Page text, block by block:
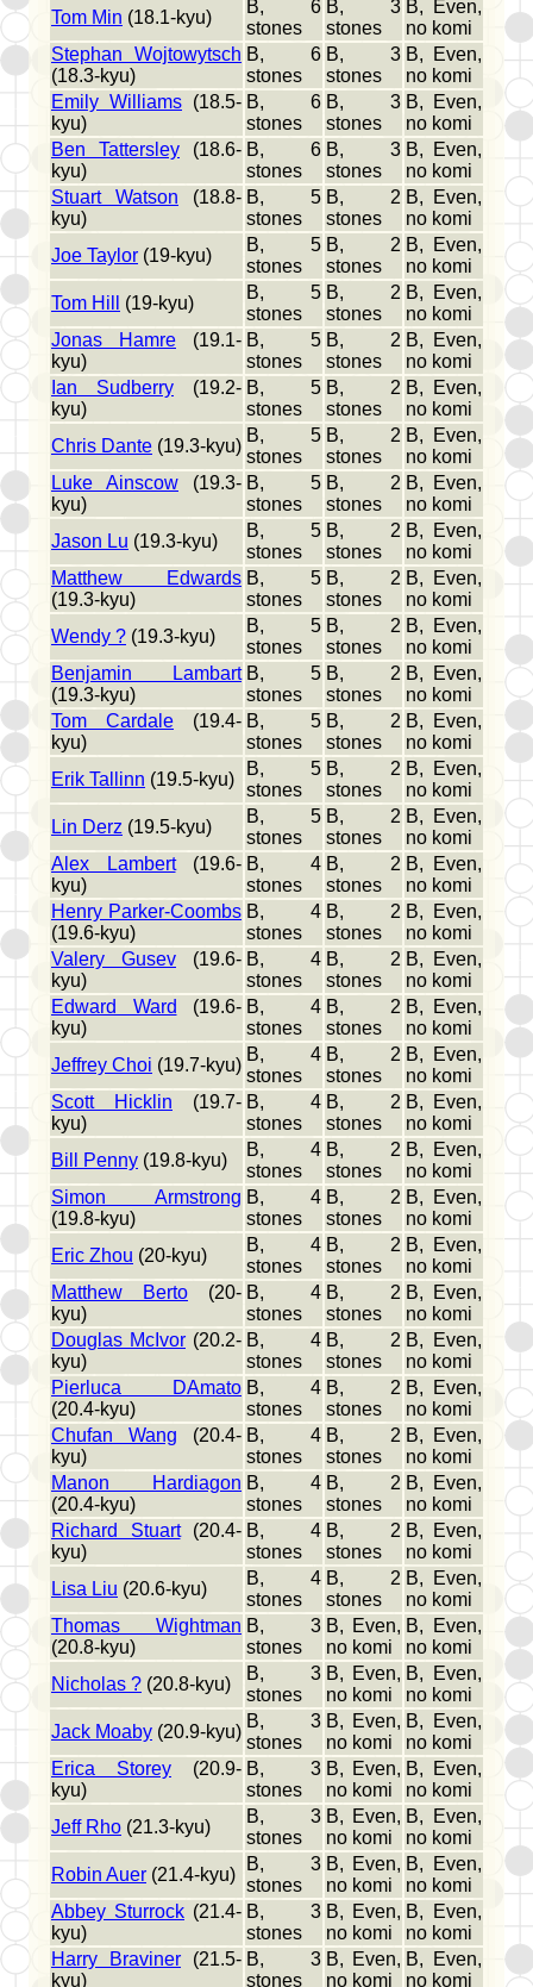
Tom Min (18.1-kyu)
B, 6
stones
B, 3
stones
B, Even,
no komi
Stephan Wojtowytsch
(18.3-kyu)
B, 6
stones
B, 3
stones
B, Even,
no komi
Emily Williams (18.5-
kyu)
B, 6
stones
B, 3
stones
B, Even,
no komi
Ben Tattersley (18.6-
kyu)
B, 6
stones
B, 3
stones
B, Even,
no komi
Stuart Watson (18.8-
kyu)
B, 5
stones
B, 2
stones
B, Even,
no komi
Joe Taylor (19-kyu)
B, 5
stones
B, 2
stones
B, Even,
no komi
Tom Hill
(19-kyu)
B, 5
stones
B, 2
stones
B, Even,
no komi
Jonas Hamre (19.1-
kyu)
B, 5
stones
B, 2
stones
B, Even,
no komi
Ian Sudberry (19.2-
kyu)
B, 5
stones
B, 2
stones
B, Even,
no komi
Chris Dante (19.3-kyu)
B, 5
stones
B, 2
stones
B, Even,
no komi
Luke Ainscow (19.3-
kyu)
B, 5
stones
B, 2
stones
B, Even,
no komi
Jason Lu (19.3-kyu)
B, 5
stones
B, 2
stones
B, Even,
no komi
Matthew Edwards
(19.3-kyu)
B, 5
stones
B, 2
stones
B, Even,
no komi
Wendy ? (19.3-kyu)
B, 5
stones
B, 2
stones
B, Even,
no komi
Benjamin Lambart
(19.3-kyu)
B, 5
stones
B, 2
stones
B, Even,
no komi
Tom Cardale (19.4-
kyu)
B, 5
stones
B, 2
stones
B, Even,
no komi
Erik Tallinn (19.5-kyu)
B, 5
stones
B, 2
stones
B, Even,
no komi
Lin Derz (19.5-kyu)
B, 5
stones
B, 2
stones
B, Even,
no komi
Alex Lambert(19.6-
kyu)
B, 4
stones
B, 2
stones
B, Even,
no komi
Henry Parker-Coombs
(19.6-kyu)
B, 4
stones
B, 2
stones
B, Even,
no komi
Valery Gusev (19.6-
kyu)
B, 4
stones
B, 2
stones
B, Even,
no komi
Edward Ward (19.6-
kyu)
B, 4
stones
B, 2
stones
B, Even,
no komi
Jeffrey Choi (19.7-kyu)
B, 4
stones
B, 2
stones
B, Even,
no komi
Scott Hicklin (19.7-
kyu)
B, 4
stones
B, 2
stones
B, Even,
no komi
Bill Penny (19.8-kyu)
B, 4
stones
B, 2
stones
B, Even,
no komi
Simon Armstrong
(19.8-kyu)
B, 4
stones
B, 2
stones
B, Even,
no komi
Eric Zhou (20-kyu)
B, 4
stones
B, 2
stones
B, Even,
no komi
Matthew Berto (20-
kyu)
B, 4
stones
B, 2
stones
B, Even,
no komi
Douglas McIvor (20.2-
kyu)
B, 4
stones
B, 2
stones
B, Even,
no komi
Pierluca DAmato
(20.4-kyu)
B, 4
stones
B, 2
stones
B, Even,
no komi
Chufan Wang (20.4-
kyu)
B, 4
stones
B, 2
stones
B, Even,
no komi
Manon Hardiagon
(20.4-kyu)
B, 4
stones
B, 2
stones
B, Even,
no komi
Richard Stuart(20.4-
kyu)
B, 4
stones
B, 2
stones
B, Even,
no komi
Lisa Liu (20.6-kyu)
B, 4
stones
B, 2
stones
B, Even,
no komi
Thomas Wightman
(20.8-kyu)
B, 3
stones
B, Even,
no komi
B, Even,
no komi
Nicholas ? (20.8-kyu)
B, 3
stones
B, Even,
no komi
B, Even,
no komi
Jack Moaby (20.9-kyu)
B, 3
stones
B, Even,
no komi
B, Even,
no komi
Erica Storey (20.9-
kyu)
B, 3
stones
B, Even,
no komi
B, Even,
no komi
Jeff Rho (21.3-kyu)
B, 3
stones
B, Even,
no komi
B, Even,
no komi
Robin Auer (21.4-kyu)
B, 3
stones
B, Even,
no komi
B, Even,
no komi
Abbey Sturrock (21.4-
kyu)
B, 3
stones
B, Even,
no komi
B, Even,
no komi
Harry Braviner (21.5-
kyu)
B, 3
stones
B, Even,
no komi
B, Even,
no komi